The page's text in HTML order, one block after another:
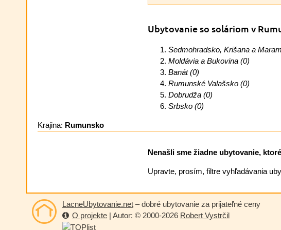
Ubytovanie so soláriom v
Sedmohradsko, Krišana a
Moldávia a Bukovina (0)
Banát (0)
Rumunské Valašsko (0)
Dobrudža (0)
Srbsko (0)
Krajina: Rumunsko
Nenašli sme žiadne ubytovanie,
Upravte, prosím, filtre vyhľadávania
LacneUbytovanie.net – dobré ubytovanie za prijateľné ceny
O projekte | Autor: © 2000-2026 Robert Vystrčil